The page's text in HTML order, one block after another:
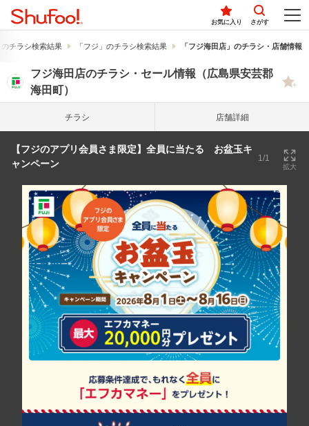
お気に入り さがす
チラシ検索結果 「フジ」のチラシ検索結果 「フジ海田店」のチラシ・店舗情報
フジ海田店のチラシ・セール情報（広島県安芸郡
海田町）
チラシ 店舗詳細
【フジのアプリ会員さま限定】全員に当たる お盆玉キ
ャンペーン
1/1
拡大